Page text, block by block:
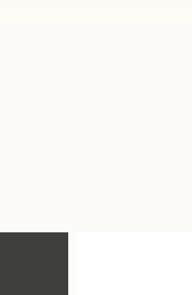
stil med vitt kakel på
kombimaskin även
där karaktären från